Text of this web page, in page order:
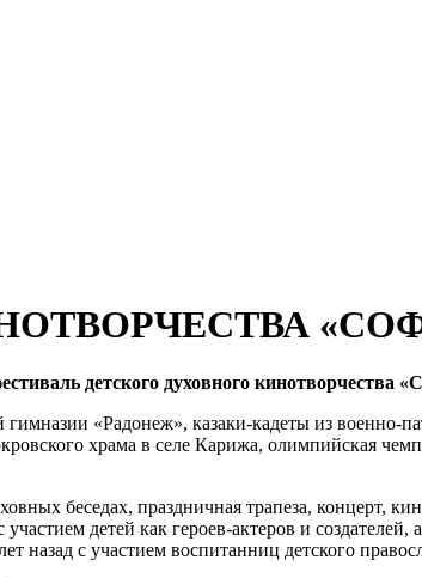
детского духовного кинотворчества
«Радонеж», казаки-кадеты из военно-
храма в селе Карижа, олимпийская
беседах, праздничная трапеза, концерт,
детей как героев-актеров и создателей,
с участием воспитанниц детского